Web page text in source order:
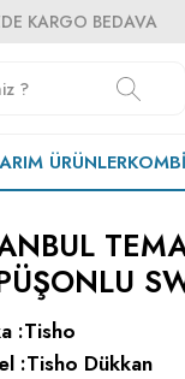
KARGO BEDAVA
ÜRÜNLER
:Tisho
:Tisho Dükkan